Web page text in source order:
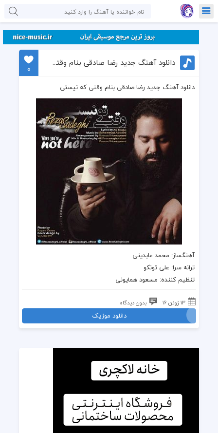
دانلود آهنگ جدید رضا صادقی بنام وقتی که نیستی
0
دانلود آهنگ جدید رضا صادقی بنام وقتی که نیستی
آهنگساز: محمد عابدینی
ترانه سرا: علی تونکو
تنظیم کننده: مسعود همایونی
13 ژوئن 16 بدون دیدگاه
دانلود موزیک